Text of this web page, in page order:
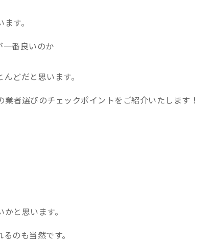
す。
一番良いのか
どだと思います。
者選びのチェックポイントをご紹介いたします！
と思います。
のも当然です。